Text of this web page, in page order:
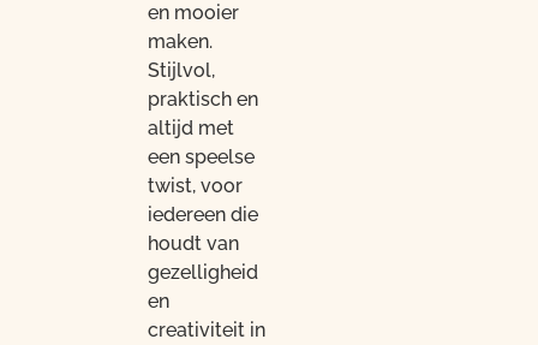
en mooier
maken.
Stijlvol,
praktisch en
altijd met
een speelse
twist, voor
iedereen die
houdt van
gezelligheid
en
creativiteit in